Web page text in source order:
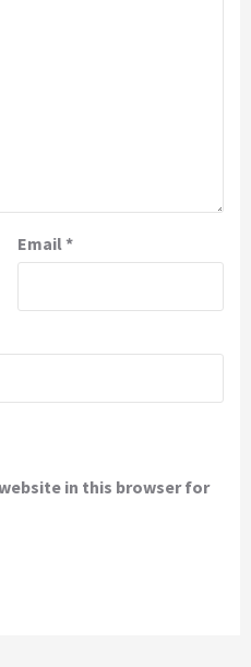
Email*
in this browser for